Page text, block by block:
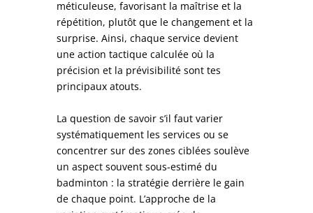
méticuleuse, favorisant la maîtrise et la
répétition, plutôt que le changement et la
surprise. Ainsi, chaque service devient
une action tactique calculée où la
précision et la prévisibilité sont tes
principaux atouts.
La question de savoir s’il faut varier
systématiquement les services ou se
concentrer sur des zones ciblées soulève
un aspect souvent sous-estimé du
badminton : la stratégie derrière le gain
de chaque point. L’approche de la